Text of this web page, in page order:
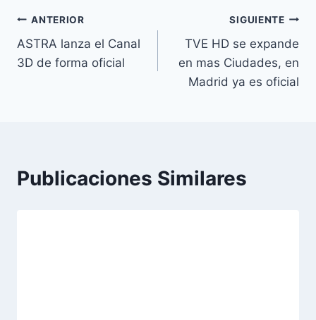
Navegación
de
ANTERIOR
ASTRA lanza el Canal
3D de forma oficial
SIGUIENTE
TVE HD se expande
en mas Ciudades, en
Madrid ya es oficial
Publicaciones Similares